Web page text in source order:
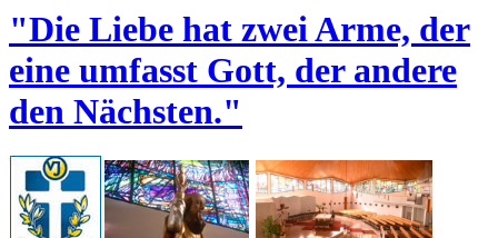
"Die Liebe hat zwei Arme, der
eine umfasst Gott, der andere
den Nächsten."